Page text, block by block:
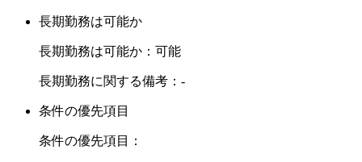
長期勤務は可能か
長期勤務は可能か：可能
長期勤務に関する備考：-
条件の優先項目
条件の優先項目：